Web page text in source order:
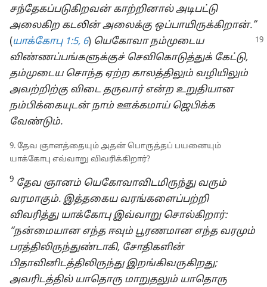
சந்தேகப்படுகிறவன் காற்றினால் அடிபட்டு
அலைகிற கடலின் அலைக்கு ஒப்பாயிருக்கிறான்.”
(யாக்கோபு 1:5, 6) யெகோவா நம்முடைய
விண்ணப்பங்களுக்குச் செவிகொடுத்துக் கேட்டு,
தம்முடைய சொந்த ஏற்ற காலத்திலும் வழியிலும்
அவற்றிற்கு விடை தருவார் என்ற உறுதியான
நம்பிக்கையுடன் நாம் ஊக்கமாய் ஜெபிக்க
வேண்டும்.
9. தேவ ஞானத்தையும் அதன் பொருத்தப் பயனையும்
யாக்கோபு எவ்வாறு விவரிக்கிறார்?
9 தேவ ஞானம் யெகோவாவிடமிருந்து வரும்
வரமாகும். இத்தகைய வரங்களைப்பற்றி
விவரித்து யாக்கோபு இவ்வாறு சொல்கிறார்:
“நன்மையான எந்த ஈவும் பூரணமான எந்த வரமும்
பரத்திலிருந்துண்டாகி, சோதிகளின்
பிதாவினிடத்திலிருந்து இறங்கிவருகிறது;
அவரிடத்தில் யாதொரு மாறுதலும் யாதொரு